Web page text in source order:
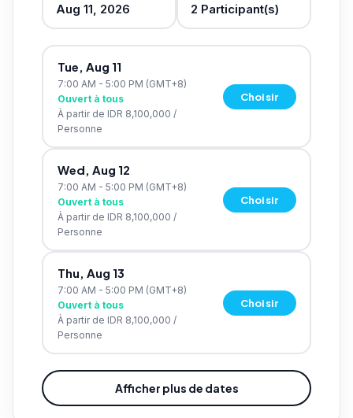
Aug 11, 2026 2 Participant(s)
Tue, Aug 11
7:00 AM - 5:00 PM (GMT+8)
Ouvert à tous
À partir de IDR 8,100,000 /
Personne
Choisir
Wed, Aug 12
7:00 AM - 5:00 PM (GMT+8)
Ouvert à tous
À partir de IDR 8,100,000 /
Personne
Choisir
Thu, Aug 13
7:00 AM - 5:00 PM (GMT+8)
Ouvert à tous
À partir de IDR 8,100,000 /
Personne
Choisir
Afficher plus de dates